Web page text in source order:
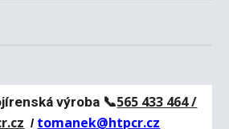
výroba 📞565 433 464 /
/ tomanek@htpcr.cz